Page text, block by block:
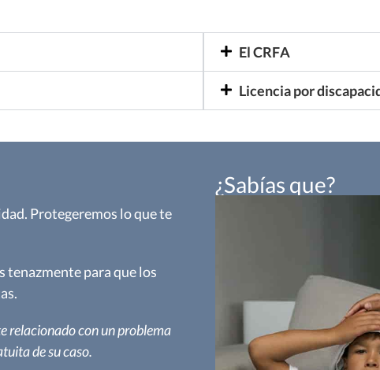
El CRFA
Licencia por
Protegeremos lo que te
tenazmente para que los
relacionado con un problema
de su caso.
¿Sabías que?